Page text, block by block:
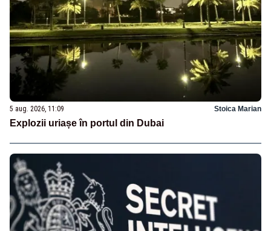
5 aug. 2026, 11:09 Stoica Marian
Explozii uriașe în portul din Dubai